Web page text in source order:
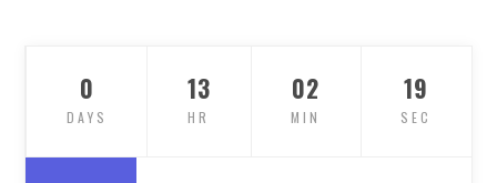
0
DAYS
13
HR
02
MIN
17
SEC